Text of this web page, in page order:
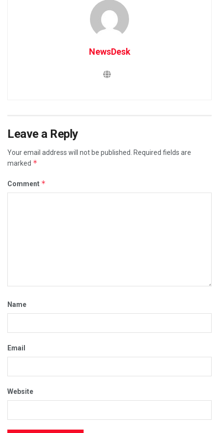
NewsDesk
Leave a Reply
Your email address will not be published.
Required fields are
marked *
Comment *
Name
Email
Website